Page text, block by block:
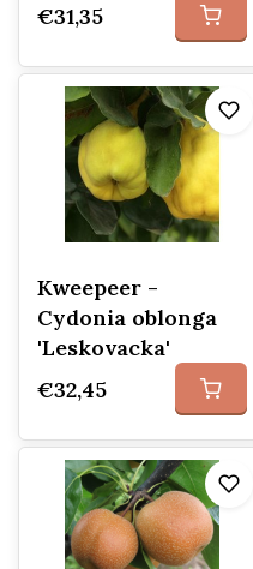
€31,35
Kweepeer -
Cydonia oblonga
'Leskovacka'
€32,45